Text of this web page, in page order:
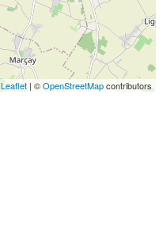
Leaflet | ©OpenStreetMapcontributors